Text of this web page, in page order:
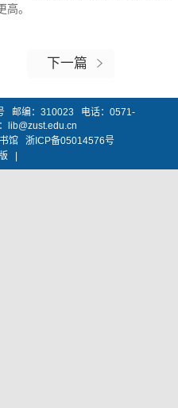
。
下一篇
邮编：310023 电话：0571-
lib@zust.edu.cn
馆 浙ICP备05014576号